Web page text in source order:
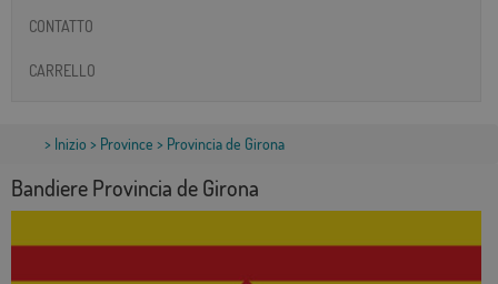
CONTATTO
CARRELLO
> Inizio > Province > Provincia de Girona
Bandiere Provincia de Girona